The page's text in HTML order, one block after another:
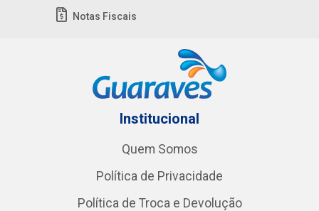
Notas Fiscais
Institucional
Quem Somos
Política de Privacidade
Política de Troca e Devolução